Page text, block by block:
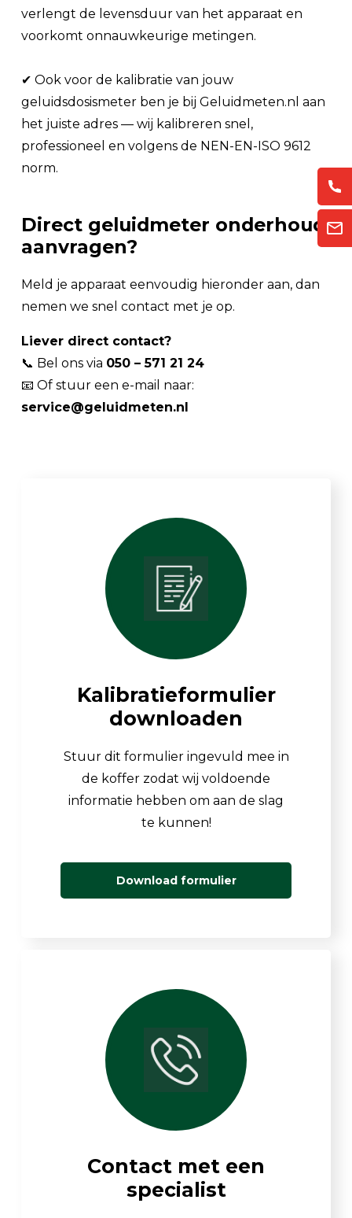
verlengt de levensduur van het apparaat en
voorkomt onnauwkeurige metingen.
✔ Ook voor de kalibratie van jouw
geluidsdosismeter ben je bij Geluidmeten.nl aan
het juiste adres — wij kalibreren snel,
professioneel en volgens de NEN-EN-ISO 9612
norm.
Direct geluidmeter onderhoud
aanvragen?
Meld je apparaat eenvoudig hieronder aan, dan
nemen we snel contact met je op.
Liever direct contact?
📞 Bel ons via 050 – 571 21 24
📧 Of stuur een e-mail naar:
service@geluidmeten.nl
Kalibratieformulier
downloaden
Stuur dit formulier ingevuld mee in
de koffer zodat wij voldoende
informatie hebben om aan de slag
te kunnen!
Download formulier
Contact met een
specialist